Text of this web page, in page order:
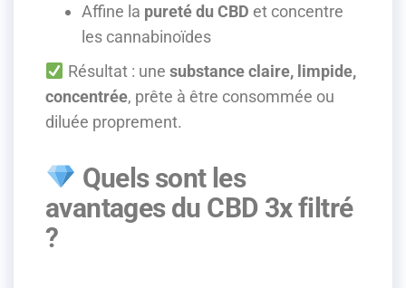
Affine la pureté du CBD et concentre
les cannabinoïdes
Résultat : une substance claire, limpide,
concentrée, prête à être consommée ou
diluée proprement.
Quels sont les
avantages du CBD 3x filtré
?